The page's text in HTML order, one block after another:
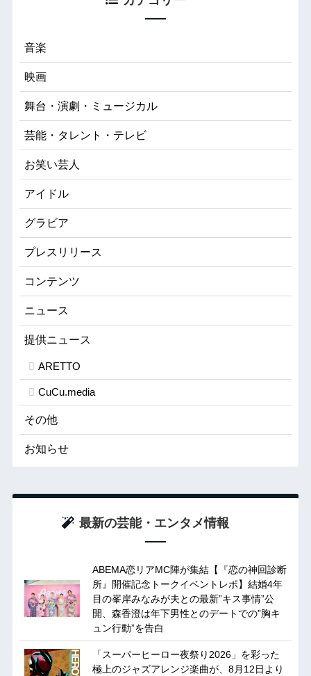
音楽
映画
舞台・演劇・ミュージカル
芸能・タレント・テレビ
お笑い芸人
アイドル
グラビア
プレスリリース
コンテンツ
ニュース
提供ニュース
ARETTO
CuCu.media
その他
お知らせ
最新の芸能・エンタメ情報
ABEMA恋リアMC陣が集結【『恋の神回診断
所』開催記念トークイベントレポ】結婚4年
目の峯岸みなみが夫との最新”キス事情”公
開、森香澄は年下男性とのデートでの”胸キ
ュン行動”を告白
「スーパーヒーロー夜祭り2026」を彩った
極上のジャズアレンジ楽曲が、8月12日より